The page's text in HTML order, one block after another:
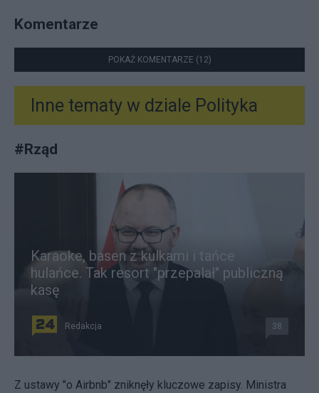
Komentarze
POKAŻ KOMENTARZE (12)
Inne tematy w dziale Polityka
#Rząd
Karaoke, basen z kulkami i tańce
hulańce. Tak resort "przepalał" publiczną
kasę
Redakcja 38
Z ustawy "o Airbnb" zniknęły kluczowe zapisy. Ministra